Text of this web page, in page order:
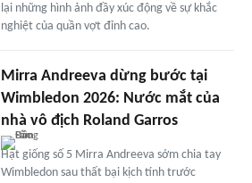
lại những hình ảnh đầy xúc động về sự khắc
nghiệt của quần vợt đỉnh cao.
Mirra Andreeva dừng bước tại
Wimbledon 2026: Nước mắt của
nhà vô địch Roland Garros
Hạt giống số 5 Mirra Andreeva sớm chia tay
Wimbledon sau thất bại kịch tính trước